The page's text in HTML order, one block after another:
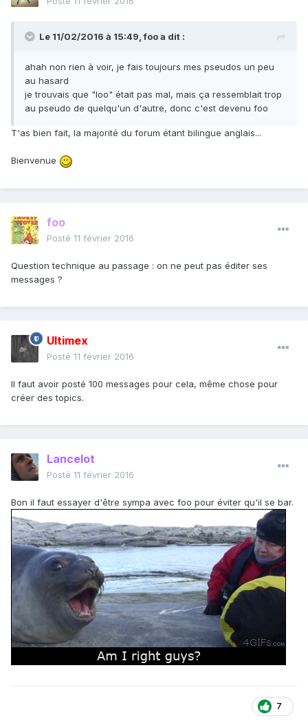
Le 11/02/2016 à 15:49, foo a dit :
ahah non rien à voir, je fais toujours mes pseudos un peu
au hasard
je trouvais que "loo" était pas mal, mais ça ressemblait trop
au pseudo de quelqu'un d'autre, donc c'est devenu foo
T'as bien fait, la majorité du forum étant bilingue anglais...
Bienvenue
foo
Posté 11 février 2016
Question technique au passage : on ne peut pas éditer ses
messages ?
Ultimex
Posté 11 février 2016
Il faut avoir posté 100 messages pour cela, même chose pour
créer des topics.
Lancelot
Posté 11 février 2016
Bon il faut essayer d'être sympa avec foo pour éviter qu'il se bar.
7